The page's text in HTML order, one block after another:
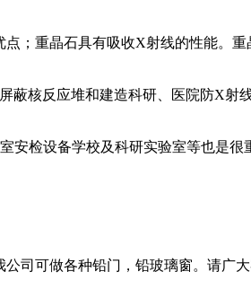
；重晶石具有吸收X射线的性能。
蔽核反应堆和建造科研、医院防X射
检设备学校及科研实验室等也是
司可做各种铅门，铅玻璃窗。请广